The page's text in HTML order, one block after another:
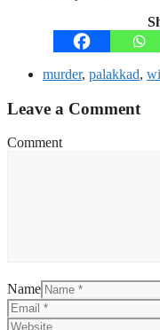
murder, palakkad,
Leave a Comment
Comment
Name